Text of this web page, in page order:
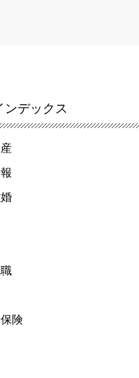
ンデックス
険